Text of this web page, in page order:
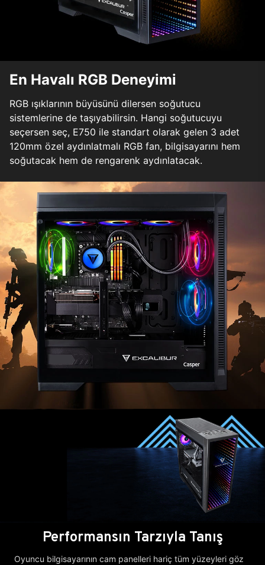
En Havalı RGB Deneyimi
RGB ışıklarının büyüsünü dilersen soğutucu
sistemlerine de taşıyabilirsin. Hangi soğutucuyu
seçersen seç, E750 ile standart olarak gelen 3 adet
120mm özel aydınlatmalı RGB fan, bilgisayarını hem
soğutacak hem de rengarenk aydınlatacak.
Performansın Tarzıyla Tanış
Oyuncu bilgisayarının cam panelleri hariç tüm yüzeyleri göz